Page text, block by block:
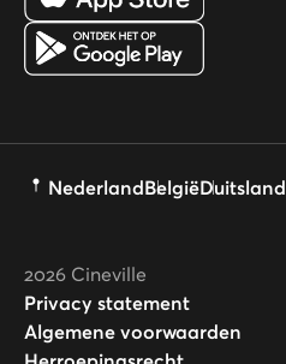
NederlandBelgiëDuitsland
2026 Cineville
Privacy statement
Algemene voorwaarden